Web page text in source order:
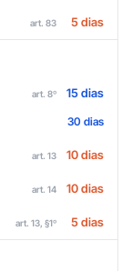
art. 83 5 dias
art. 8º 15 dias
30 dias
art. 13 10 dias
art. 14 10 dias
art. 13, §1º 5 dias